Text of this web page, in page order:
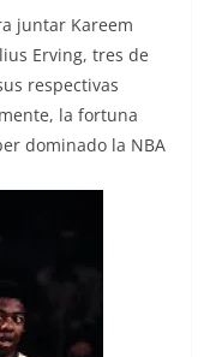
juntar Kareem
Erving, tres de
respectivas
la fortuna
dominado la NBA